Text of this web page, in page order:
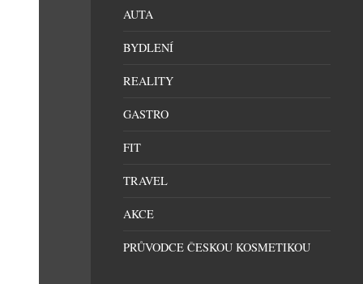
AUTA
BYDLENÍ
REALITY
GASTRO
FIT
TRAVEL
AKCE
PRŮVODCE ČESKOU KOSMETIKOU